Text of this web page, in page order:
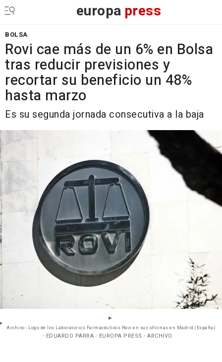
europa press
BOLSA
Rovi cae más de un 6% en Bolsa
tras reducir previsiones y
recortar su beneficio un 48%
hasta marzo
Es su segunda jornada consecutiva a la baja
Archivo - Logo de los Laboratorios Farmacéuticos Rovi en sus oficinas en Madrid (España)
- EDUARDO PARRA - EUROPA PRESS - ARCHIVO